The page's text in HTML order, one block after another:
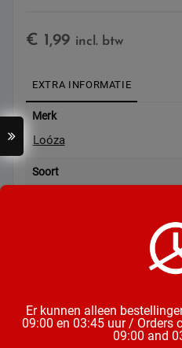
€ 1,99 incl. btw
EXTRA INFORMATIE
Merk
Loóza
Soort
Er kunnen alleen
09:00 en 03:45 uur / Orders
09:00 and